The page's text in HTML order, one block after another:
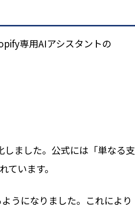
専用AIアシスタントの
ました。公式には「単なる支
います。
うになりました。これにより